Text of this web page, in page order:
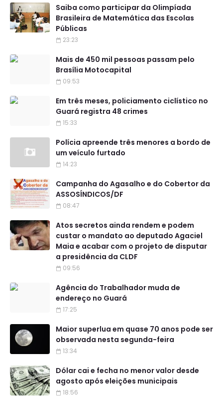
Saiba como participar da Olimpíada
Brasileira de Matemática das Escolas
Públicas
23:23
Mais de 450 mil pessoas passam pelo
Brasília Motocapital
09:53
Em três meses, policiamento ciclístico no
Guará registra 48 crimes
15:33
Polícia apreende três menores a bordo de
um veículo furtado
14:23
Campanha do Agasalho e do Cobertor da
ASSOSÍNDICOS/DF
08:47
Atos secretos ainda rendem e podem
custar o mandato ao deputado Agaciel
Maia e acabar com o projeto de disputar
a presidência da CLDF
09:56
Agência do Trabalhador muda de
endereço no Guará
17:25
Maior superlua em quase 70 anos pode ser
observada nesta segunda-feira
13:34
Dólar cai e fecha no menor valor desde
agosto após eleições municipais
18:56